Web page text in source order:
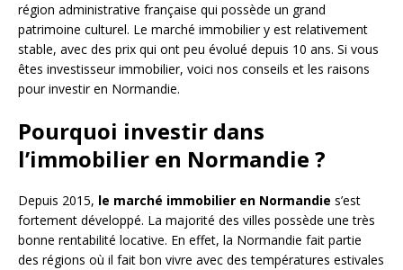
région administrative française qui possède un grand
patrimoine culturel. Le marché immobilier y est relativement
stable, avec des prix qui ont peu évolué depuis 10 ans. Si vous
êtes investisseur immobilier, voici nos conseils et les raisons
pour investir en Normandie.
Pourquoi investir dans
l’immobilier en Normandie ?
Depuis 2015, le marché immobilier en Normandie s’est
fortement développé. La majorité des villes possède une très
bonne rentabilité locative. En effet, la Normandie fait partie
des régions où il fait bon vivre avec des températures estivales